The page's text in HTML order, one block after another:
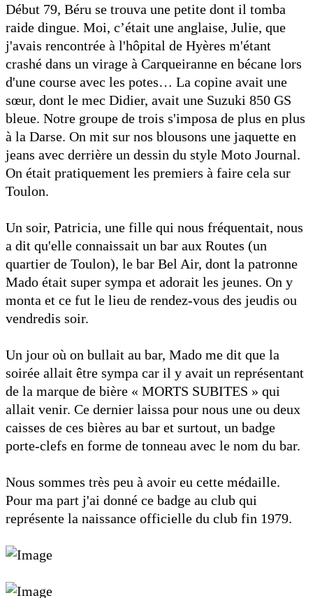
Début 79, Béru se trouva une petite dont il tomba
raide dingue. Moi, c’était une anglaise, Julie, que
j'avais rencontrée à l'hôpital de Hyères m'étant
crashé dans un virage à Carqueiranne en bécane lors
d'une course avec les potes… La copine avait une
sœur, dont le mec Didier, avait une Suzuki 850 GS
bleue. Notre groupe de trois s'imposa de plus en plus
à la Darse. On mit sur nos blousons une jaquette en
jeans avec derrière un dessin du style Moto Journal.
On était pratiquement les premiers à faire cela sur
Toulon.
Un soir, Patricia, une fille qui nous fréquentait, nous
a dit qu'elle connaissait un bar aux Routes (un
quartier de Toulon), le bar Bel Air, dont la patronne
Mado était super sympa et adorait les jeunes. On y
monta et ce fut le lieu de rendez-vous des jeudis ou
vendredis soir.
Un jour où on bullait au bar, Mado me dit que la
soirée allait être sympa car il y avait un représentant
de la marque de bière « MORTS SUBITES » qui
allait venir. Ce dernier laissa pour nous une ou deux
caisses de ces bières au bar et surtout, un badge
porte-clefs en forme de tonneau avec le nom du bar.
Nous sommes très peu à avoir eu cette médaille.
Pour ma part j'ai donné ce badge au club qui
représente la naissance officielle du club fin 1979.